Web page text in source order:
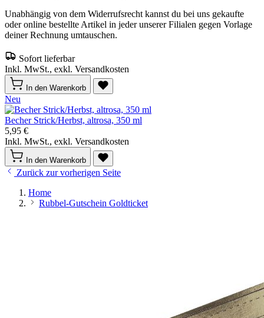
Unabhängig von dem Widerrufsrecht kannst du bei uns gekaufte
oder online bestellte Artikel in jeder unserer Filialen gegen Vorlage
deiner Rechnung umtauschen.
Sofort lieferbar
Inkl. MwSt., exkl. Versandkosten
In den Warenkorb
Neu
Becher Strick/Herbst, altrosa, 350 ml
5,95 €
Inkl. MwSt., exkl. Versandkosten
In den Warenkorb
Zurück zur vorherigen Seite
Home
Rubbel-Gutschein Goldticket